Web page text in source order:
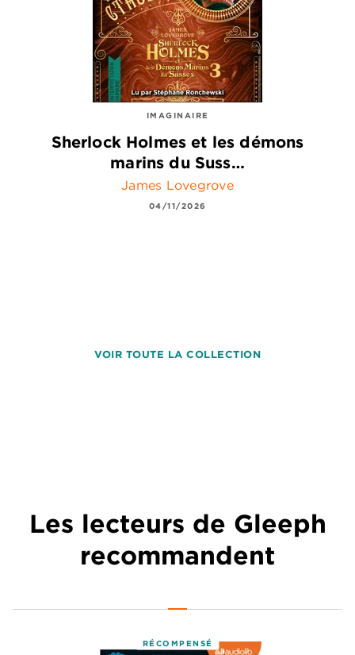
IMAGINAIRE
Sherlock Holmes et les démons
marins du Suss…
James Lovegrove
04/11/2026
VOIR TOUTE LA COLLECTION
Les lecteurs de Gleeph
recommandent
RÉCOMPENSÉ